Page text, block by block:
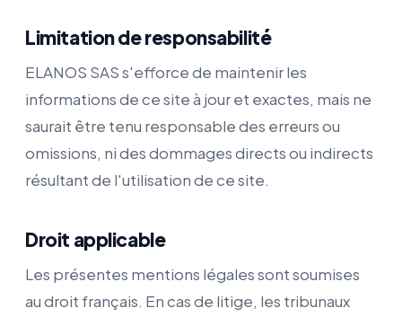
Limitation de responsabilité
ELANOS SAS s'efforce de maintenir les
informations de ce site à jour et exactes, mais ne
saurait être tenu responsable des erreurs ou
omissions, ni des dommages directs ou indirects
résultant de l'utilisation de ce site.
Droit applicable
Les présentes mentions légales sont soumises
au droit français. En cas de litige, les tribunaux